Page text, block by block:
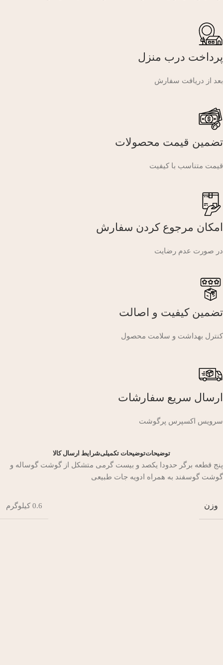
پرداخت درب منزل
بعد از دریافت سفارش
تضمین قیمت محصولات
قیمت متناسب با کیفیت
امکان مرجوع کردن سفارش
در صورت عدم رضایت
تضمین کیفیت و اصالت
کنترل بهداشت و سلامت محصول
ارسال سریع سفارشات
سرویس اکسپرس پرگوشت
توضیحاتتوضیحات تکمیلیشرایط ارسال کالا
پنج قطعه برگر حدودا یکصد و بیست گرمی متشکل از گوشت گوساله و
گوشت گوسفند به همراه ادویه جات طبیعی
وزن 0.6 کیلوگرم